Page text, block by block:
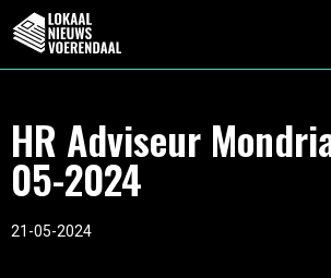
HR Adviseur
05-2024
21-05-2024